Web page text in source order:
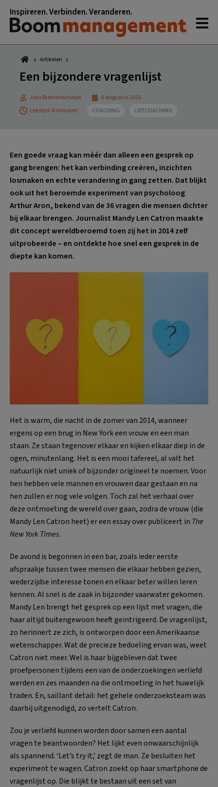
naar
hoofdnavigatie
naar
hoofd
inhoud
naar
eerste
sidebar
naar
voettekst
Inspireren. Verbinden. Veranderen.
Artikelen
Een bijzondere vragenlijst
Joris Brenninkmeijer
6 augustus 2025
Leestijd: 8 minuten
COACHING LIFECOACHING
Een goede vraag kan méér dan alleen een gesprek op
gang brengen: het kan verbinding creëren, inzichten
losmaken en echte verandering in gang zetten. Dat blijkt
ook uit het beroemde experiment van psycholoog
Arthur Aron, bekend van de 36 vragen die mensen dichter
bij elkaar brengen. Journalist Mandy Len Catron maakte
dit concept wereldberoemd toen zij het in 2014 zelf
uitprobeerde – en ontdekte hoe snel een gesprek in de
diepte kan komen.
Het is warm, die nacht in de zomer van 2014, wanneer
ergens op een brug in New York een vrouw en een man
staan. Ze staan tegenover elkaar en kijken elkaar diep in de
ogen, minutenlang. Het is een mooi tafereel, al valt het
natuurlijk niet uniek of bijzonder origineel te noemen. Voor
hen hebben vele mannen en vrouwen daar gestaan en na
hen zullen er nog vele volgen. Toch zal het verhaal over
deze ontmoeting de wereld over gaan, zodra de vrouw (die
Mandy Len Catron heet) er een essay over publiceert in The
New York Times.
De avond is begonnen in een bar, zoals ieder eerste
afspraakje tussen twee mensen die elkaar hebben gezien,
wederzijdse interesse tonen en elkaar beter willen leren
kennen. Al snel is de zaak in bijzonder vaarwater gekomen.
Mandy Len brengt het gesprek op een lijst met vragen, die
haar altijd buitengewoon heeft geïntrigeerd. De vragenlijst,
zo herinnert ze zich, is ontworpen door een Amerikaanse
wetenschapper. Wat de precieze bedoeling ervan was, weet
Catron niet meer. Wel is haar bijgebleven dat twee
proefpersonen tijdens een van de onderzoekingen verliefd
werden en zes maanden na die ontmoeting in het huwelijk
traden. En, saillant detail: het gehele onderzoeksteam was
daarbij uitgenodigd, zo vertelt Catron.
Zou je verliefd kunnen worden door samen een aantal
vragen te beantwoorden? Het lijkt even onwaarschijnlijk
als spannend. ‘Let’s try it,’ zegt de man. Ze besluiten het
experiment te wagen. Catron zoekt op haar smartphone de
vragenlijst op. Die blijkt te bestaan uit een set van